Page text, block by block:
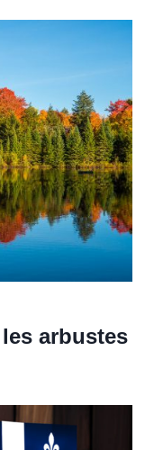
arbustes